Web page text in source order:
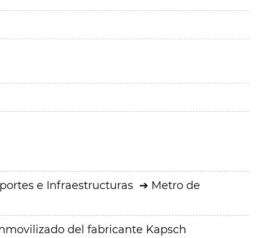
e Infraestructuras
Metro de
del fabricante Kapsch